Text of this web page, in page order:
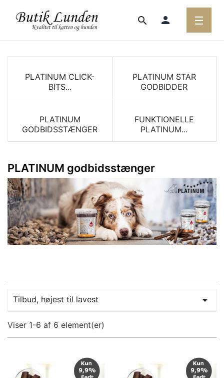
☰
search person
PLATINUM CLICK-
BITS...
PLATINUM STAR
GODBIDDER
PLATINUM
GODBIDSSTÆNGER
FUNKTIONELLE
PLATINUM...
PLATINUM godbidsstænger
Tilbud, højest til lavest 
Viser 1-6 af 6 element(er)